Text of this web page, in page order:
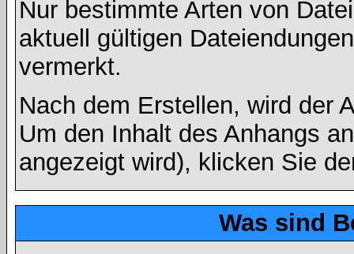
Nur bestimmte Arten von
aktuell gültigen
vermerkt.
Nach dem Erstellen, wird der
Um den Inhalt des Anhangs
angezeigt wird), klicken Sie
Was sind